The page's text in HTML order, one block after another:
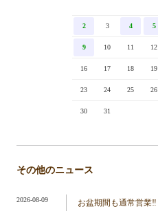
2 3 4 5
9 10 11 12
16 17 18 19
23 24 25 26
30 31
その他のニュース
2026-08-09 お盆期間も通常営業‼️